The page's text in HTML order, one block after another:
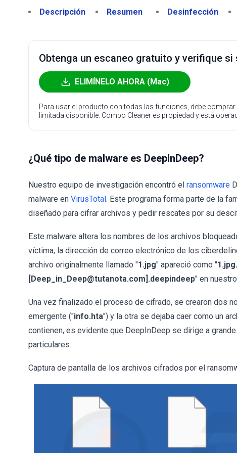
Descripción
Resumen Desinfección
Obtenga un escaneo gratuito y verifique
ELIMÍNELO AHORA (Mac)
Para usar el producto con todas las funciones, debe
limitada disponible. Combo Cleaner es propiedad y está
¿Qué tipo de malware es DeepInDeep?
Nuestro equipo de investigación encontró el ransomware
malware en VirusTotal. Este programa forma parte de la
diseñado para cifrar archivos y pedir rescates por su
Este malware altera los nombres de los archivos
víctima, la dirección de correo electrónico de los
archivo originalmente llamado "1.jpg" apareció como "
[Deep_in_Deep@tutanota.com].deepindeep" en
Una vez finalizado el proceso de cifrado, se crearon dos
emergente ("info.hta") y la otra se dejaba caer como un
contienen, es evidente que DeepInDeep se dirige a
particulares.
Captura de pantalla de los archivos cifrados por el